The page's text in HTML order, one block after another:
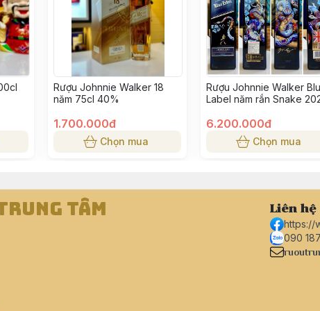
Rượu Johnnie Walker 18
năm 75cl 40%
1.700.000đ
Chọn mua
Rượu Johnnie Walker
Label năm rắn Snake
6.200.000đ
Chọn mua
Tâm Liên hệ
https://
090